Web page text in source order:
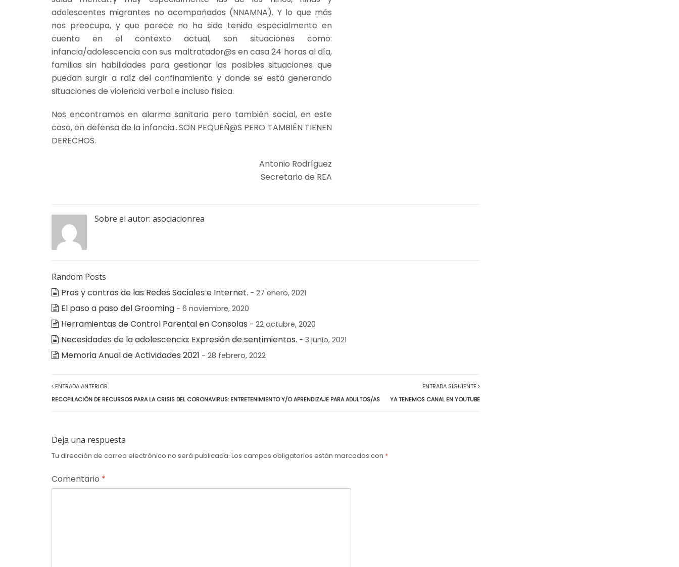
adolescentes migrantes no acompañados (NNAMNA). Y lo que más
nos preocupa, y que parece no ha sido tenido especialmente en
cuenta en el contexto actual, son situaciones como:
infancia/adolescencia con sus maltratador@s en casa 24 horas al día,
familias sin habilidades para gestionar las posibles situaciones que
puedan surgir a raíz del confinamiento y donde se está generando
situaciones de violencia verbal e incluso física.
Nos encontramos en alarma sanitaria pero también social, en este
caso, en defensa de la infancia…SON PEQUEÑ@S PERO TAMBIÉN TIENEN
DERECHOS.
Antonio Rodríguez
Secretario de REA
Sobre el autor: asociacionrea
Random Posts
Pros y contras de las Redes Sociales e Internet. - 27 enero, 2021
El paso a paso del Grooming - 6 noviembre, 2020
Herramientas de Control Parental en Consolas - 22 octubre, 2020
Necesidades de la adolescencia: Expresión de sentimientos. - 3 junio, 2021
Memoria Anual de Actividades 2021 - 28 febrero, 2022
ENTRADA ANTERIOR
RECOPILACIÓN DE RECURSOS PARA LA CRISIS DEL CORONAVIRUS: ENTRETENIMIENTO Y/O APRENDIZAJE PARA ADULTOS/AS
ENTRADA SIGUIENTE
YA TENEMOS CANAL EN YOUTUBE
Deja una respuesta
Tu dirección de correo electrónico no será publicada. Los campos obligatorios están marcados con *
Comentario *